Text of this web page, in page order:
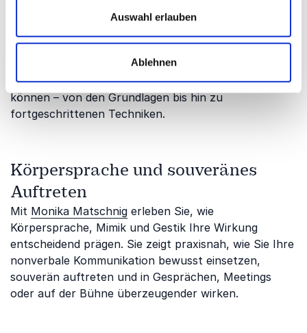
Auswahl erlauben
Ablehnen
unser Vortrag zu
Wirkungskompetenz?
Unsere Vorträge vermitteln Ihnen praxisnah, wie Sie
Ihre Wirkung bewusst gestalten und gezielt einsetzen
können – von den Grundlagen bis hin zu
fortgeschrittenen Techniken.
Körpersprache und souveränes
Auftreten
Mit Monika Matschnig erleben Sie, wie
Körpersprache, Mimik und Gestik Ihre Wirkung
entscheidend prägen. Sie zeigt praxisnah, wie Sie Ihre
nonverbale Kommunikation bewusst einsetzen,
souverän auftreten und in Gesprächen, Meetings
oder auf der Bühne überzeugender wirken.